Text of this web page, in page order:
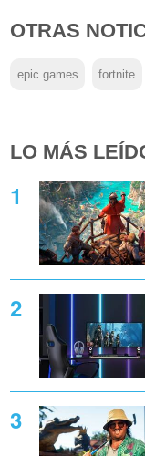
OTRAS
epic games fortnite
LO MÁS